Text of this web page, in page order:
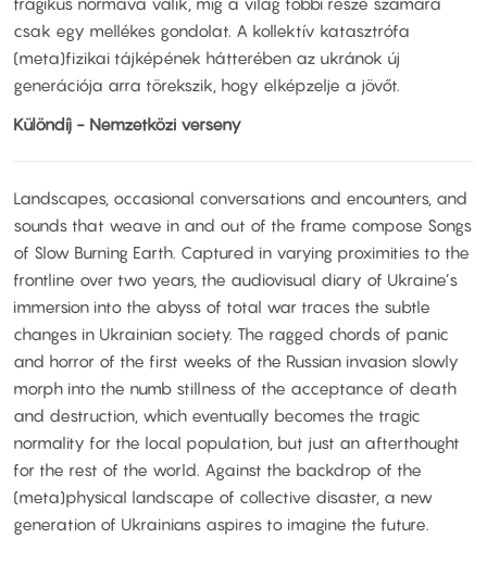
csak egy mellékes gondolat. A kollektív katasztrófa
(meta)fizikai tájképének hátterében az ukránok új
generációja arra törekszik, hogy elképzelje a jövőt.
Különdíj - Nemzetközi verseny
Landscapes, occasional conversations and encounters, and
sounds that weave in and out of the frame compose Songs
of Slow Burning Earth. Captured in varying proximities to the
frontline over two years, the audiovisual diary of Ukraine’s
immersion into the abyss of total war traces the subtle
changes in Ukrainian society. The ragged chords of panic
and horror of the first weeks of the Russian invasion slowly
morph into the numb stillness of the acceptance of death
and destruction, which eventually becomes the tragic
normality for the local population, but just an afterthought
for the rest of the world. Against the backdrop of the
(meta)physical landscape of collective disaster, a new
generation of Ukrainians aspires to imagine the future.